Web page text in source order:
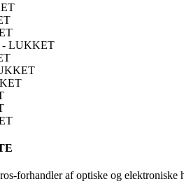
​​- LUKKET
forhandler af optiske og